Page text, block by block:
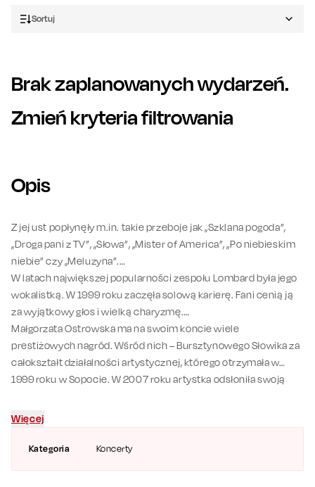
Sortuj
Brak zaplanowanych wydarzeń.
Zmień kryteria filtrowania
Opis
Kategoria Koncerty
Z jej ust popłynęły m.in. takie przeboje jak „Szklana pogoda”,
„Droga pani z TV”, „Słowa”, „Mister of America”, „Po niebieskim
niebie” czy „Meluzyna”.
W latach największej popularności zespołu Lombard była jego
wokalistką. W 1999 roku zaczęła solową karierę. Fani cenią ją
za wyjątkowy głos i wielką charyzmę.
Małgorzata Ostrowska ma na swoim koncie wiele
prestiżowych nagród. Wśród nich – Bursztynowego Słowika za
całokształt działalności artystycznej, którego otrzymała w
1999 roku w Sopocie. W 2007 roku artystka odsłoniła swoją
podczas jubileuszowej, 50. edycji festiwalu otrzymała tytuł
Ikony Festiwalu Opolskiego. W 2021 roku artystka zaprasza na
koncerty z okazji swojego 40-lecia na scenie.
Więcej